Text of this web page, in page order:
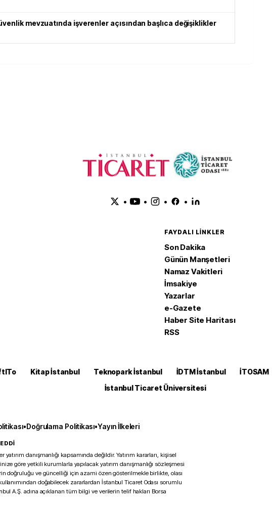
mevzuatında işverenler açısından başlıca değişiklikler
• • • •
FAYDALI LINKLER
Son Dakika
Günün Manşetleri
Namaz Vakitleri
İmsakiye
Yazarlar
e-Gazete
Haber Site Haritası
RSS
Kitap İstanbul Teknopark İstanbul İDTM İstanbul İTOSAM
İstanbul Ticaret Üniversitesi
•Doğrulama Politikası•Yayın İlkeleri
danışmanlığı kapsamında değildir. Yatırım kararları, kişisel
göre yetkili kurumlarla yapılacak yatırım danışmanlığı sözleşmesi
doğruluğu ve güncelliği için azami özen gösterilmekle birlikte, olası
doğabilecek zararlardan İstanbul Ticaret Odası sorumlu
A.Ş. adına açıklanan tüm bilgi ve verilerin telif hakları Borsa